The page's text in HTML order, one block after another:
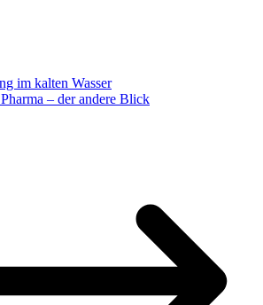
im kalten Wasser
– der andere Blick